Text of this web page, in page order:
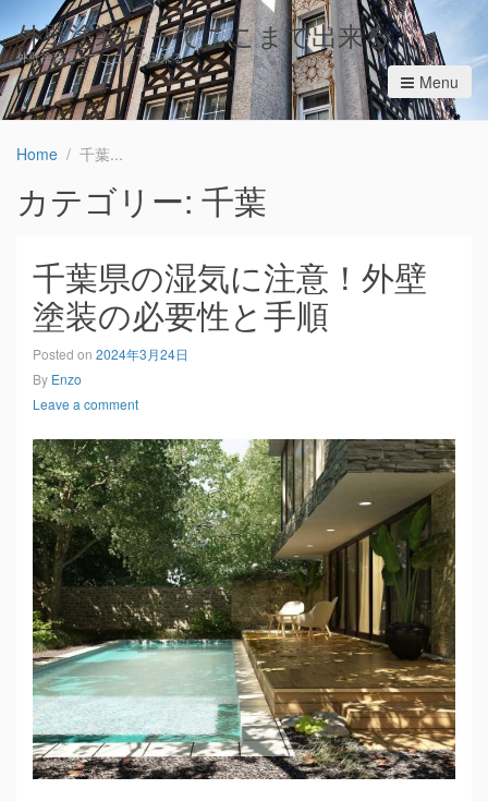
外壁塗装だってここまで出来る
外壁塗装だってここまで出来る
Menu
Home 千葉
カテゴリー: 千葉
千葉県の湿気に注意！外壁
塗装の必要性と手順
Posted on 2024年3月24日
By Enzo
Leave a comment